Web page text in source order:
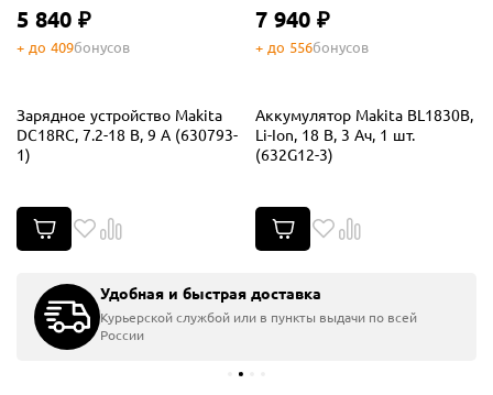
5 840 ₽
+ до 409бонусов
Зарядное устройство Makita
DC18RC, 7.2-18 В, 9 А (630793-
1)
7 940 ₽
+ до 556бонусов
Аккумулятор Makita BL1830B,
Li-Ion, 18 В, 3 Ач, 1 шт.
(632G12-3)
Удобная и быстрая доставка
Курьерской службой или в пункты выдачи по всей
России